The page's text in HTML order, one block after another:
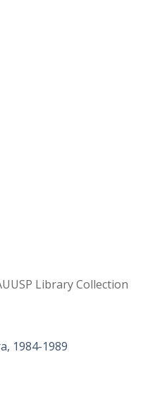
Library Collection
1984-1989